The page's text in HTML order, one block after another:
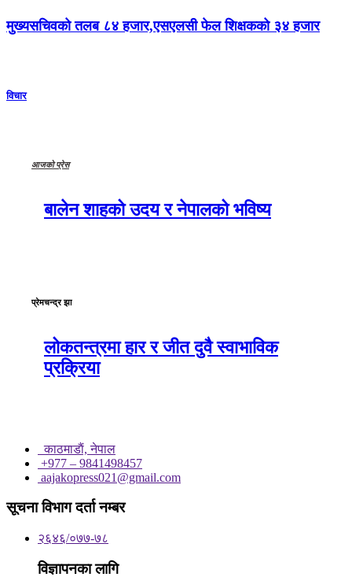
मुख्यसचिवको तलब ८४ हजार,एसएलसी फेल शिक्षकको ३४ हजार
विचार
आजको प्रेस
बालेन शाहको उदय र नेपालको भविष्य
प्रेमचन्द्र झा
लोकतन्त्रमा हार र जीत दुवै स्वाभाविक
प्रक्रिया
काठमाडाैं, नेपाल
+977 – 9841498457
aajakopress021@gmail.com
सूचना विभाग दर्ता नम्बर
२६४६/०७७-७८
विज्ञापनका लागि